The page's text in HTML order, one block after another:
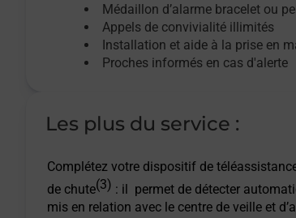
Médaillon d’alarme bracelet ou
Appels de convivialité illimités
Installation et aide à la prise en
Proches informés en cas d'alerte
Les plus du service :
Complétez votre dispositif de
de chute(3) : il permet de détecter
mis en relation avec le centre de veille et